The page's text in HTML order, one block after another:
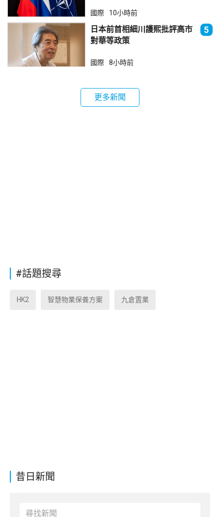
昔日新聞
國際 10小時前
日本前首相細川護熙批評高市
對華等政策
5
國際 8小時前
更多新聞
#話題搜尋
HK2 智慧物業保養方案 九倉置業